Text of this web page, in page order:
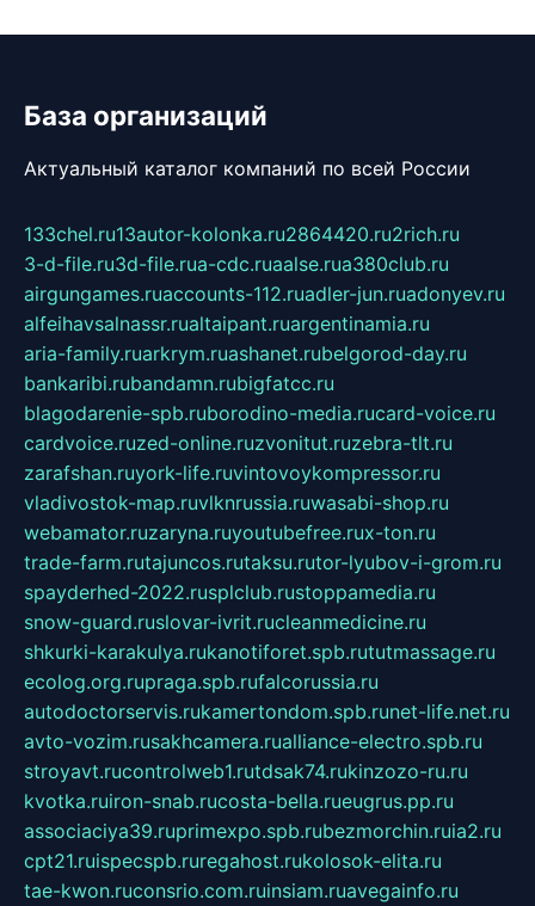
База организаций
Актуальный каталог компаний по всей России
133chel.ru13autor-kolonka.ru2864420.ru2rich.ru
3-d-file.ru3d-file.rua-cdc.ruaalse.rua380club.ru
airgungames.ruaccounts-112.ruadler-jun.ruadonyev.ru
alfeihavsalnassr.rualtaipant.ruargentinamia.ru
aria-family.ruarkrym.ruashanet.rubelgorod-day.ru
bankaribi.rubandamn.rubigfatcc.ru
blagodarenie-spb.ruborodino-media.rucard-voice.ru
cardvoice.ruzed-online.ruzvonitut.ruzebra-tlt.ru
zarafshan.ruyork-life.ruvintovoykompressor.ru
vladivostok-map.ruvlknrussia.ruwasabi-shop.ru
webamator.ruzaryna.ruyoutubefree.rux-ton.ru
trade-farm.rutajuncos.rutaksu.rutor-lyubov-i-grom.ru
spayderhed-2022.rusplclub.rustoppamedia.ru
snow-guard.ruslovar-ivrit.rucleanmedicine.ru
shkurki-karakulya.rukanotiforet.spb.rututmassage.ru
ecolog.org.rupraga.spb.rufalcorussia.ru
autodoctorservis.rukamertondom.spb.runet-life.net.ru
avto-vozim.rusakhcamera.rualliance-electro.spb.ru
stroyavt.rucontrolweb1.rutdsak74.rukinzozo-ru.ru
kvotka.ruiron-snab.rucosta-bella.rueugrus.pp.ru
associaciya39.ruprimexpo.spb.rubezmorchin.ruia2.ru
cpt21.ruispecspb.ruregahost.rukolosok-elita.ru
tae-kwon.ruconsrio.com.ruinsiam.ruavegainfo.ru